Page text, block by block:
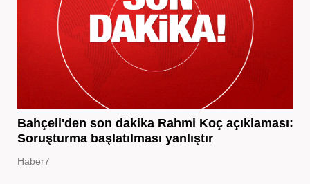
Bahçeli'den son dakika Rahmi Koç açıklaması:
Soruşturma başlatılması yanlıştır
Haber7